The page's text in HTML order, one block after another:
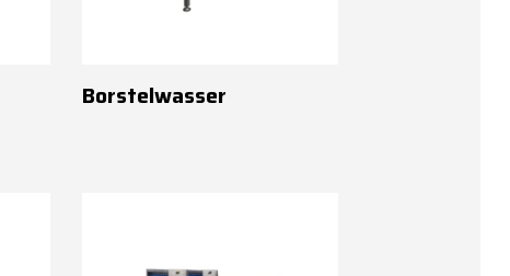
Borstelwasser